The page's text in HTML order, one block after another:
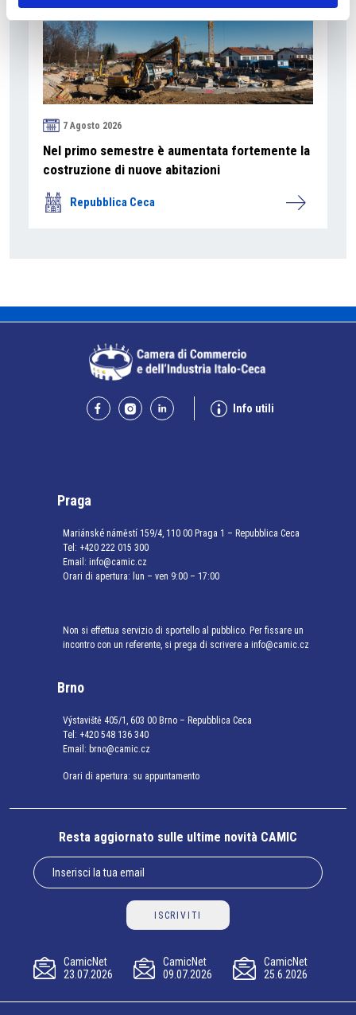
7 Agosto 2026
Nel primo semestre è aumentata fortemente la
costruzione di nuove abitazioni
Repubblica Ceca
Info utili
Praga
Mariánské náměstí 159/4, 110 00 Praga 1 – Repubblica Ceca
Tel: +420 222 015 300
Email: info@camic.cz
Orari di apertura: lun – ven 9:00 – 17:00
Non si effettua servizio di sportello al pubblico. Per fissare un
incontro con un referente, si prega di scrivere a info@camic.cz
Brno
Výstaviště 405/1, 603 00 Brno – Repubblica Ceca
Tel: +420 548 136 340
Email: brno@camic.cz
Orari di apertura: su appuntamento
Resta aggiornato sulle ultime novità CAMIC
ISCRIVITI
CamicNet
23.07.2026
CamicNet
09.07.2026
CamicNet
25.6.2026